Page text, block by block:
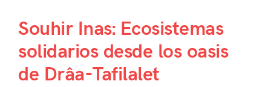
Souhir Inas: Ecosistemas
solidarios desde los oasis
de Drâa-Tafilalet